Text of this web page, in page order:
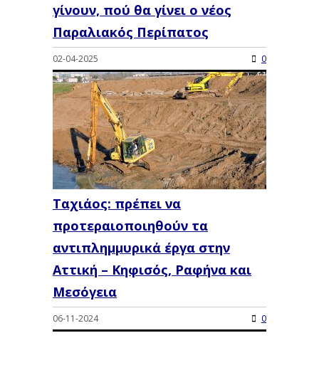
γίνουν, πού θα γίνει ο νέος
Παραλιακός Περίπατος
02-04-2025 0
Ταχιάος: πρέπει να
προτεραιοποιηθούν τα
αντιπλημμυρικά έργα στην
Αττική – Κηφισός, Ραφήνα και
Μεσόγεια
06-11-2024 0